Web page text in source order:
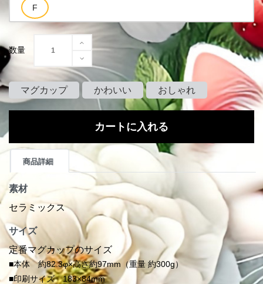
数量
マグカップ かわいい おしゃれ
カートに入れる
商品詳細
素材
セラミックス
サイズ
定番マグカップのサイズ
■本体 約82.3φ×高さ約97mm（重量 約300g）
■印刷サイズ 183×84mm